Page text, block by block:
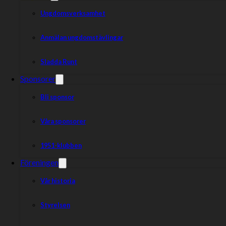
Ungdomsverksamhet
Anmälan ungdomstävlingar
Sladda Runt
Sponsorer
Bli sponsor
Våra sponsorer
1951-klubben
Föreningen
Vår historia
Styrelsen
För andra veckan i rad bjuds det på speedway i
dessutom med back-to-back-möten. I Smedernas fall är det